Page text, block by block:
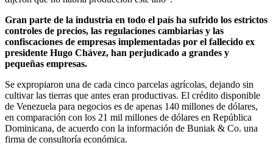
Gran parte de la industria en todo el país ha sufrido los estrictos
controles de precios, las regulaciones cambiarias y las
confiscaciones de empresas implementadas por el fallecido ex
presidente Hugo Chávez, han perjudicado a grandes y
pequeñas empresas.
Se expropiaron una de cada cinco parcelas agrícolas, dejando sin
cultivar las tierras que antes eran productivas. El crédito disponible
de Venezuela para negocios es de apenas 140 millones de dólares,
en comparación con los 21 mil millones de dólares en República
Dominicana, de acuerdo con la información de Buniak & Co. una
firma de consultoría económica.